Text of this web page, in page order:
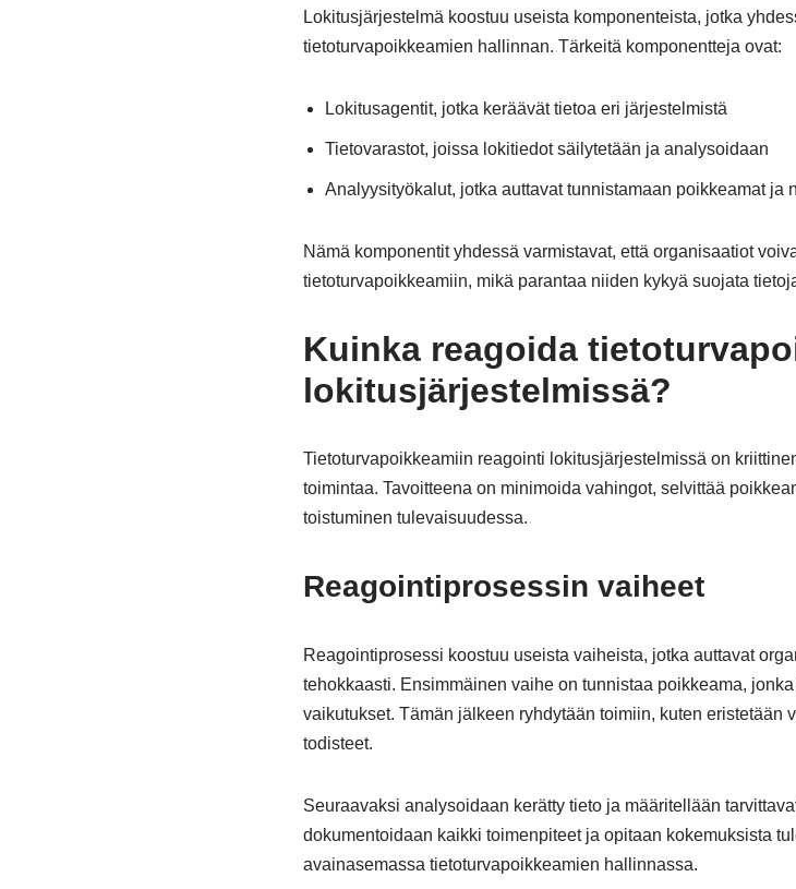
Lokitusjärjestelmä koostuu useista komponenteista, jotka
tietoturvapoikkeamien hallinnan. Tärkeitä komponentteja ovat:
Lokitusagentit, jotka keräävät tietoa eri järjestelmistä
Tietovarastot, joissa lokitiedot säilytetään ja analysoidaan
Analyysityökalut, jotka auttavat tunnistamaan poikkeamat ja
Nämä komponentit yhdessä varmistavat, että organisaatiot
tietoturvapoikkeamiin, mikä parantaa niiden kykyä suojata
Kuinka reagoida
lokitusjärjestelmissä?
Tietoturvapoikkeamiin reagointi lokitusjärjestelmissä on
toimintaa. Tavoitteena on minimoida vahingot, selvittää
toistuminen tulevaisuudessa.
Reagointiprosessin vaiheet
Reagointiprosessi koostuu useista vaiheista, jotka auttavat
tehokkaasti. Ensimmäinen vaihe on tunnistaa poikkeama,
vaikutukset. Tämän jälkeen ryhdytään toimiin, kuten eristetään
todisteet.
Seuraavaksi analysoidaan kerätty tieto ja määritellään
dokumentoidaan kaikki toimenpiteet ja opitaan kokemuksista
avainasemassa tietoturvapoikkeamien hallinnassa.